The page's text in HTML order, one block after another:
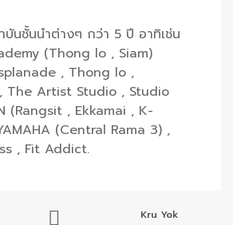
นชั้นนำต่างๆ กว่า 5 ปี อาทิเช่น
(Thong lo , Siam)
, Thong lo ,
The Artist Studio , Studio
(Rangsit , Ekkamai , K-
(Central Rama 3) ,
, Fit Addict.
Kru Yok